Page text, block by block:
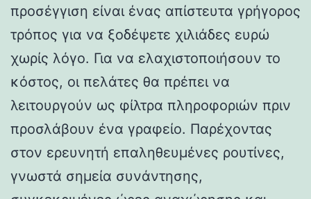
προσέγγιση είναι ένας απίστευτα γρήγορος
τρόπος για να ξοδέψετε χιλιάδες ευρώ
χωρίς λόγο. Για να ελαχιστοποιήσουν το
κόστος, οι πελάτες θα πρέπει να
λειτουργούν ως φίλτρα πληροφοριών πριν
προσλάβουν ένα γραφείο. Παρέχοντας
στον ερευνητή επαληθευμένες ρουτίνες,
γνωστά σημεία συνάντησης,